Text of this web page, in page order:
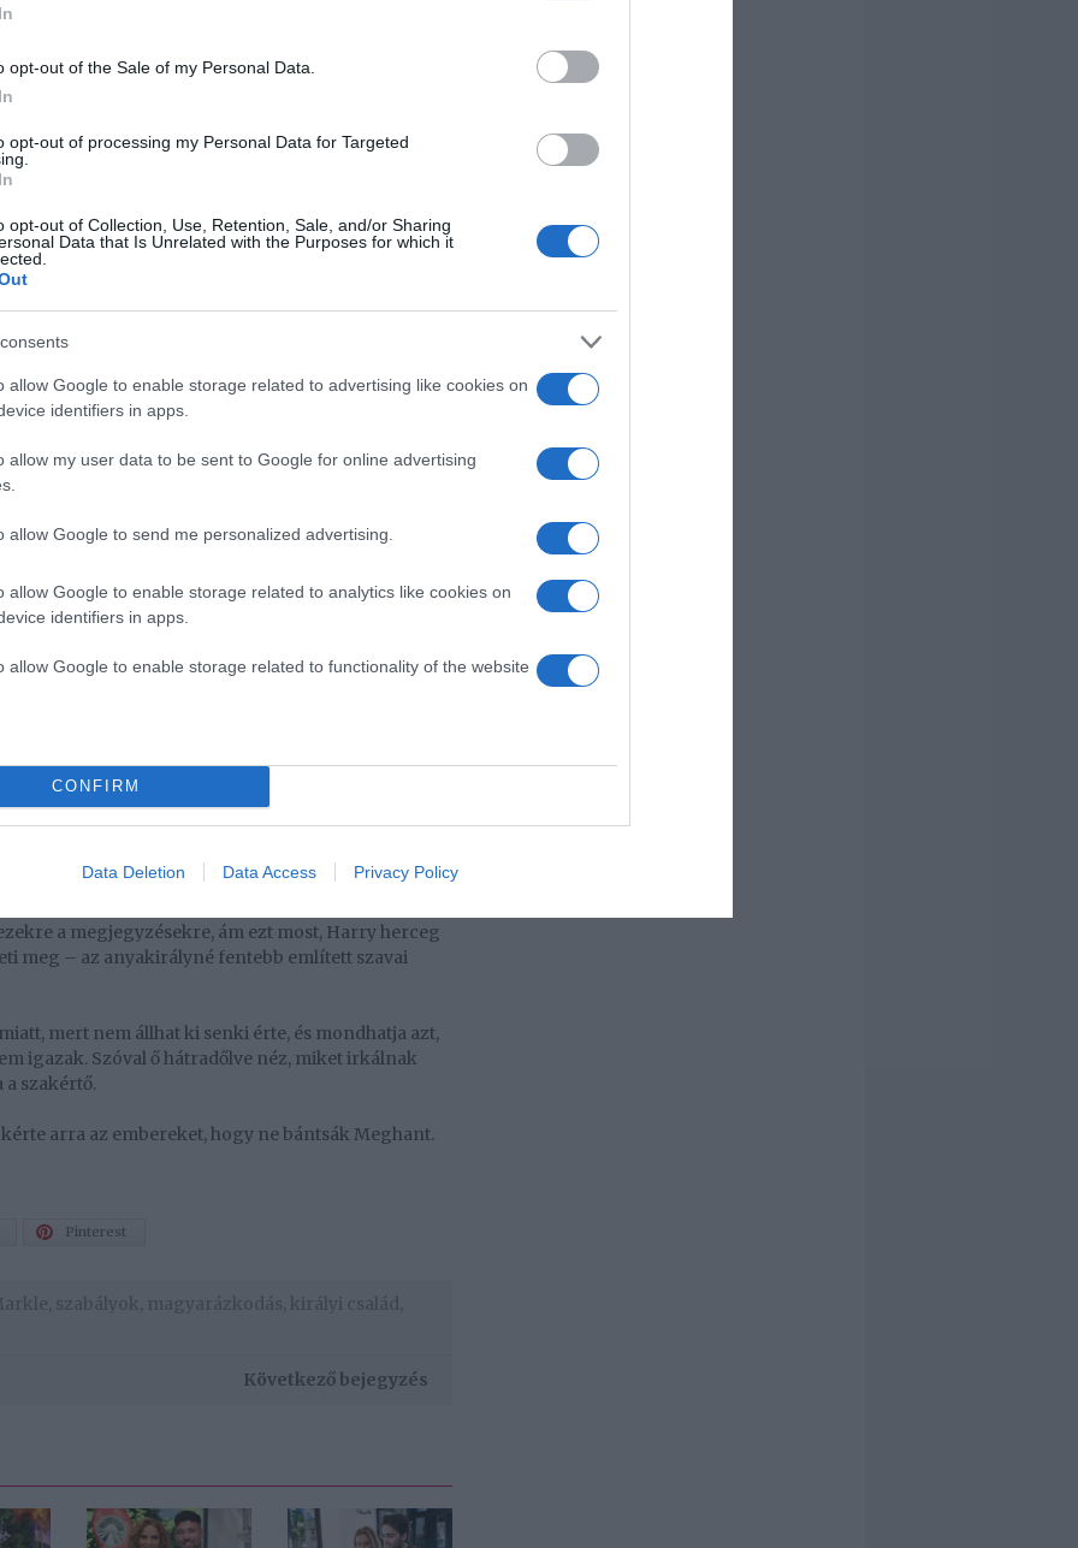
opt-out of the Sale of my Personal Data.
opt-out of processing my Personal Data for Targeted
opt-out of Collection, Use, Retention, Sale, and/or Sharing
Data that Is Unrelated with the Purposes for which it
allow Google to enable storage related to advertising like cookies on
identifiers in apps.
allow my user data to be sent to Google for online advertising
allow Google to send me personalized advertising.
allow Google to enable storage related to analytics like cookies on
identifiers in apps.
allow Google to enable storage related to functionality of the website
CONFIRM
Data Deletion Data Access Privacy Policy
– míg élt, az anyakirályné ezt mondogatta
is tartania kell magát. Ám a brit uralkodói
úgy véli: ez az egy rövidke mondat, amit Erzsébet
színésznő életét különösen megnehezíti. A
számos negatív kritikával illetik, s ez akkor sem
a királyi családba, vagy amikor
volt róla Wimbledonban akár csak egy képet is
tevékenykedett, Meghan Markle minden
a megjegyzésekre, ám ezt most, Harry herceg
meg – az anyakirályné fentebb említett szavai
mert nem állhat ki senki érte, és mondhatja azt,
igazak. Szóval ő hátradőlve néz, miket irkálnak
szakértő.
arra az embereket, hogy ne bántsák Meghant.
Pinterest
szabályok magyarázkodás királyi család
Következő bejegyzés